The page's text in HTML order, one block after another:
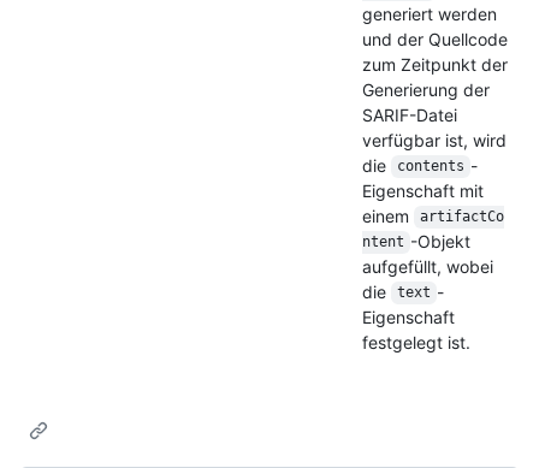
generiert werden
und der Quellcode
zum Zeitpunkt der
Generierung der
SARIF-Datei
verfügbar ist, wird
die
contents -
Eigenschaft mit
einem
artifactCo
ntent -Objekt
aufgefüllt, wobei
die
text -
Eigenschaft
festgelegt ist.